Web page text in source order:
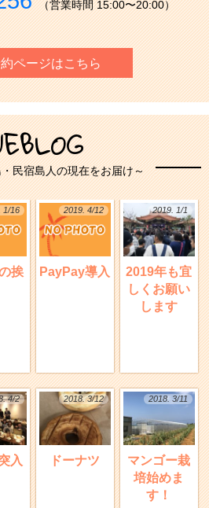
（営業時間 15:00〜20:00）
ページはこちら
民宿島人の現在をお届け～
1/16
挨
2019. 4/12
PayPay導入
2019. 1/1
2019年も宜
しくお願い
します
4/2
入
2018. 3/12
ドーナツ
2018. 3/11
マンゴー栽
培始めま
す！